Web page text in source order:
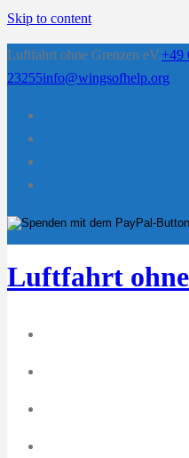
Skip to content
Luftfahrt ohne Grenzen eV.+49
23255info@wingsofhelp.org
Luftfahrt ohne